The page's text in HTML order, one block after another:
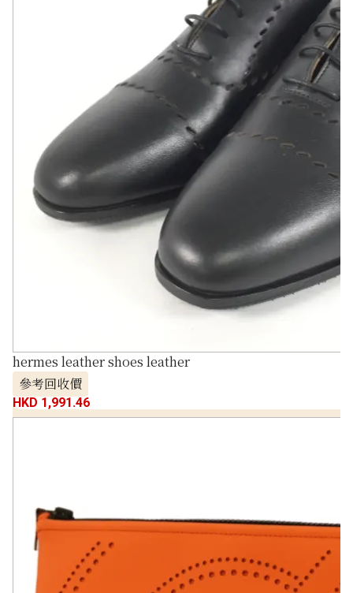
hermes leather shoes leather
參考回收價
HKD 1,991.46